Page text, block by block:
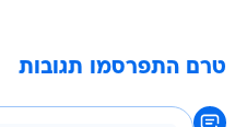
טרם התפרסמו תגובות